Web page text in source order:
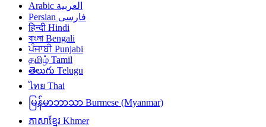
العربية Arabic
فارسی Persian
हिन्दी Hindi
বাংলা Bengali
ਪੰਜਾਬੀ Punjabi
தமிழ் Tamil
తెలుగు Telugu
ไทย Thai
မြန်မာဘာသာ Burmese (Myanmar)
ភាសាខ្មែរ Khmer